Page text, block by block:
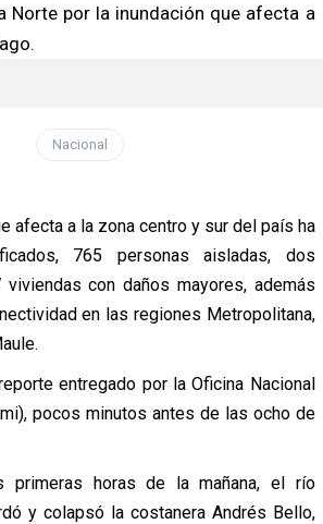
Norte por la inundación que afecta a
Nacional
afecta a la zona centro y sur del país ha
765 personas aisladas, dos
con daños mayores, además
en las regiones Metropolitana,
entregado por la Oficina Nacional
pocos minutos antes de las ocho de
primeras horas de la mañana, el río
y colapsó la costanera Andrés Bello,